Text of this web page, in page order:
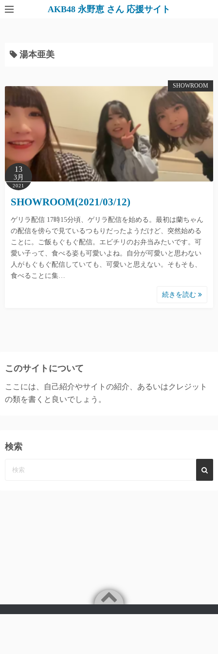
AKB48 永野恵 さん 応援サイト
湯本亜美
SHOWROOM
13
3月
2021
SHOWROOM(2021/03/12)
ゲリラ配信 17時15分頃、ゲリラ配信を始める。最初は蘭ちゃん
の配信を傍らで見ているつもりだったようだけど、突然始める
ことに。ご飯もぐもぐ配信。エビチリのお弁当みたいです。可
愛い子って、食べる姿も可愛いよね。自分が可愛いと思わない
人がもぐもぐ配信していても、可愛いと思えない。そもそも、
食べることに集…
続きを読む
このサイトについて
ここには、自己紹介やサイトの紹介、あるいはクレジット
の類を書くと良いでしょう。
検索